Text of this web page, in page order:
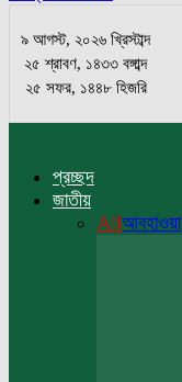
৯ আগস্ট, ২০২৬ খ্রিস্টাব্দ
২৫ শ্রাবণ, ১৪৩৩ বঙ্গাব্দ
২৫ সফর, ১৪৪৮ হিজরি
প্রচ্ছদ
জাতীয়
Allআবহাওয়া